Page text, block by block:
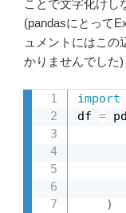
ことで文字化けし
(pandasにとって
ュメントにはこの
かりませんでした)
import
df = pd
)